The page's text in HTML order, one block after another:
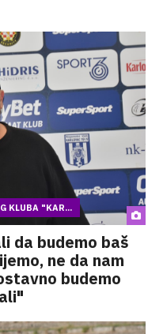
KLUBA "KAR...
da budemo baš
ne da nam
budemo